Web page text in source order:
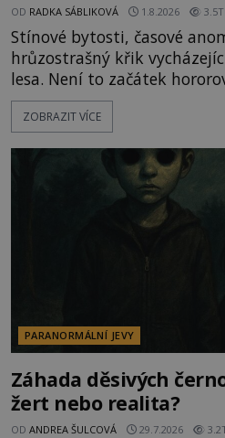
OD RADKA SÁBLIKOVÁ 1.8.2026
Stínové bytosti, časové
hrůzostrašný křik
lesa. Není to začátek
události, které popisují
označovány jako nejděsivější na
vyhýbají! Už jste o těchto
byste se je
ZOBRAZIT VÍCE
PARANORMÁLNÍ JEVY
Záhada děsivých
žert nebo realita?
OD ANDREA ŠULCOVÁ 29.7.2026